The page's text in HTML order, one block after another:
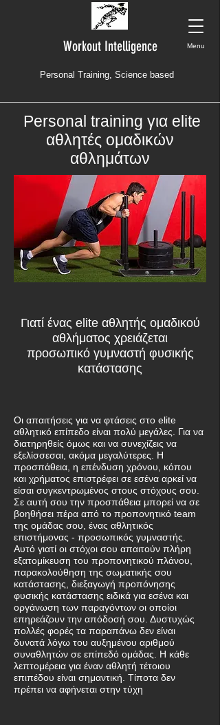
Workout Intelligence Menu
Personal Training, Science based
Personal training για elite
αθλητές ομαδικών
αθλημάτων
Γιατί ένας elite αθλητής ομαδικού
αθλήματος χρειάζεται
προσωπικό γυμναστή φυσικής
κατάστασης
Οι απαιτήσεις για να φτάσεις στο elite
αθλητικό επίπεδο είναι πολύ μεγάλες. Για να
διατηρηθείς όμως και να συνεχίζεις να
εξελίσσεσαι, ακόμα μεγαλύτερες. Η
προσπάθεια, η επένδυση χρόνου, κόπου
και χρήματος επιστρέφει σε εσένα αρκεί να
είσαι συγκεντρωμένος στους στόχους σου.
Σε αυτή σου την προσπάθεια μπορεί να σε
βοηθήσει πέρα από το προπονητικό team
της ομάδας σου, ένας αθλητικός
επιστήμονας - προσωπικός γυμναστής.
Αυτό γιατί οι στόχοι σου απαιτούν πλήρη
εξατομίκευση του προπονητικού πλάνου,
παρακολούθηση της σωματικής σου
κατάστασης, διεξαγωγή προπόνησης
φυσικής κατάστασης ειδικά για εσένα και
οργάνωση των παραγόντων οι οποίοι
επηρεάζουν την απόδοσή σου. Δυστυχώς
πολλές φορές τα παραπάνω δεν είναι
δυνατά λόγω του αυξημένου αριθμού
συναθλητών σε επίπεδό ομάδας. Η κάθε
λεπτομέρεια για έναν αθλητή τέτοιου
επιπέδου είναι σημαντική. Τίποτα δεν
πρέπει να αφήνεται στην τύχη